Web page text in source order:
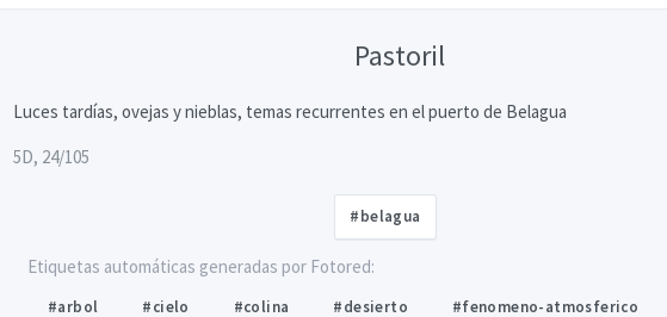
Pastoril
Luces tardías, ovejas y nieblas, temas recurrentes en el puerto de Belagua
5D, 24/105
#belagua
Etiquetas automáticas generadas por Fotored:
#arbol #cielo #colina #desierto #fenomeno-atmosferico